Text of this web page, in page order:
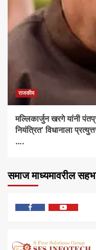
राजकीय
मल्लिकार्जुन खरगे यांनी
नियंत्रित’ विधानाला
….
समाज माध्यमावरील